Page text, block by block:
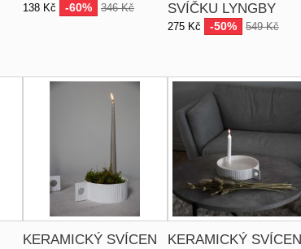
138 Kč -60% 346 Kč
SVÍČKU LYNGBY
275 Kč -50% 549 Kč
KERAMICKÝ SVÍCEN
KERAMICKÝ SVÍCEN